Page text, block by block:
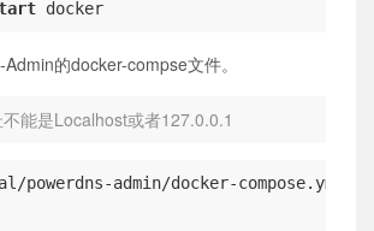
docker
的docker-compse文件。
能是Localhost或者127.0.0.1
admin/docker-compose.yml